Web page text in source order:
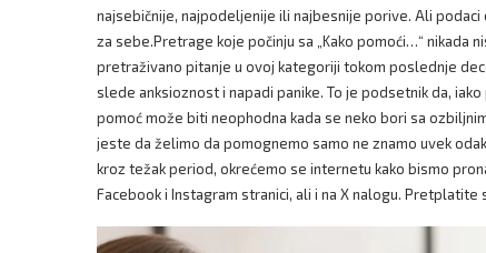
najsebičnije, najpodeljenije ili najbesnije porive. Ali
za sebe.Pretrage koje počinju sa „Kako pomoći…“ nikada
pretraživano pitanje u ovoj kategoriji tokom poslednje
slede anksioznost i napadi panike. To je podsetnik da,
pomoć može biti neophodna kada se neko bori sa
jeste da želimo da pomognemo samo ne znamo uvek
kroz težak period, okrećemo se internetu kako bismo
Facebook i Instagram stranici, ali i na X nalogu. Pretplatite